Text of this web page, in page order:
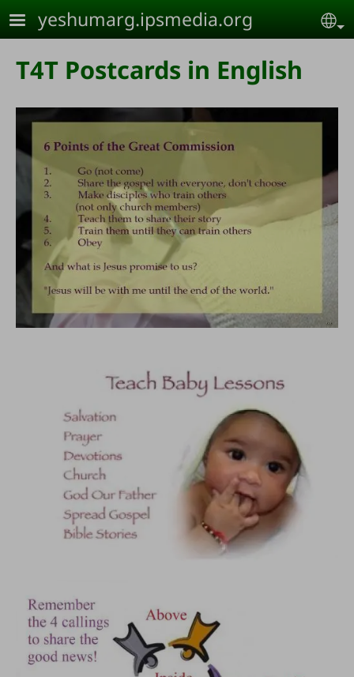
Skip to main content
yeshumarg.ipsmedia.org
T4T Postcards in English